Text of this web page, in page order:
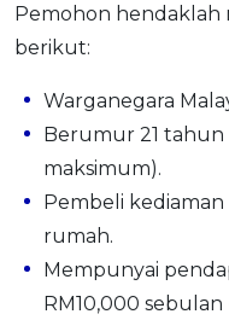
Pemohon hendaklah
berikut:
Warganegara
Berumur 21 tahun
maksimum).
Pembeli
rumah.
Mempunyai
RM10,000